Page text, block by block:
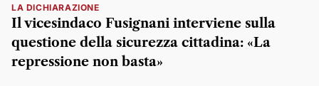
LA DICHIARAZIONE
Il vicesindaco Fusignani interviene sulla
questione della sicurezza cittadina: «La
repressione non basta»